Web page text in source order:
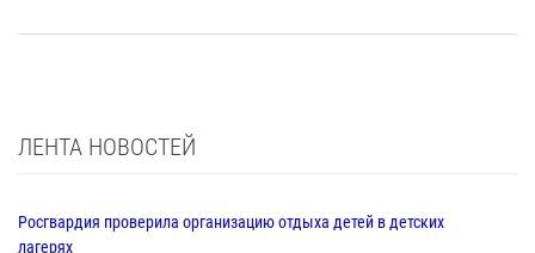
ЛЕНТА НОВОСТЕЙ
Росгвардия проверила организацию отдыха детей в детских
лагерях